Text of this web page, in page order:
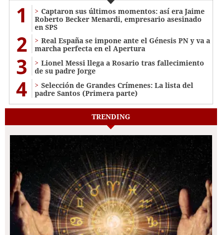
1
Captaron sus últimos momentos: así era Jaime
Roberto Becker Menardi​​​, empresario asesinado
en SPS
2
Real España se impone ante el Génesis PN y va a
marcha perfecta en el Apertura
3
Lionel Messi llega a Rosario tras fallecimiento
de su padre Jorge
4
Selección de Grandes Crímenes: La lista del
padre Santos (Primera parte)
TRENDING